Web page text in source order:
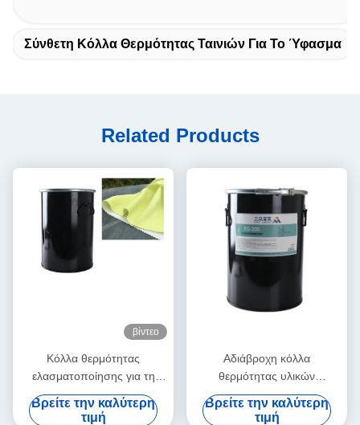
Σύνθετη Κόλλα Θερμότητας Ταινιών Για Το Ύφασμα
Related Products
βίντεο
Κόλλα θερμότητας
ελασματοποίησης για τη
σταθερή ελασματοποίηση
ιξώδους υφάσματος 20kg
Βρείτε την καλύτερη
τιμή
Αδιάβροχη κόλλα
θερμότητας υλικών
παπουτσιών για το στερεό
λευκό υφάσματος 9009-54-5
Βρείτε την καλύτερη
τιμή